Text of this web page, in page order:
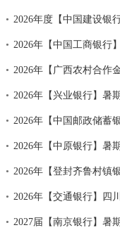
• 2026年度【中国建设银行】
• 2026年【中国工商银行
• 2026年【广西农村合作
• 2026年【兴业银行】暑
• 2026年【中国邮政储蓄银
• 2026年【中原银行】暑
• 2026年【登封齐鲁村镇
• 2026年【交通银行】四
• 2027届【南京银行】暑期实习生